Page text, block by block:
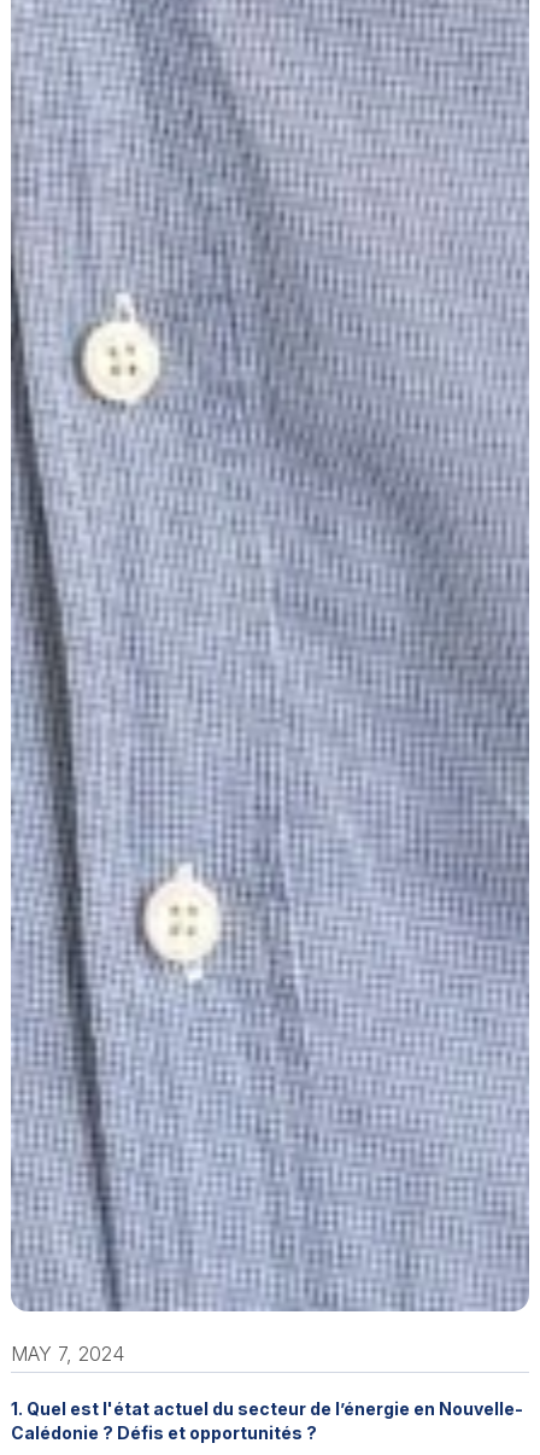
MAY 7, 2024
1. Quel est l'état actuel du secteur de l’énergie en Nouvelle-
Calédonie ? Défis et opportunités ?